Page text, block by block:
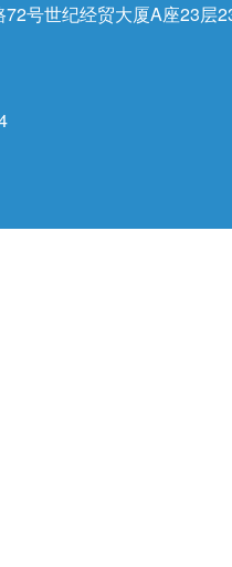
号世纪经贸大厦A座23层